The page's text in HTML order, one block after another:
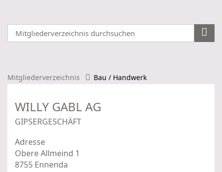
Mitgliederverzeichnis Bau / Handwerk
WILLY GABL AG
GIPSERGESCHÄFT
Adresse
Obere Allmeind 1
8755 Ennenda